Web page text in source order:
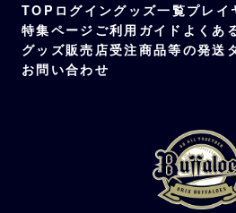
TOP ログイングッズ一覧プレイ
特集ページ ご利用ガイド よくあ
グッズ販売店受注商品等の発送
お問い合わせ